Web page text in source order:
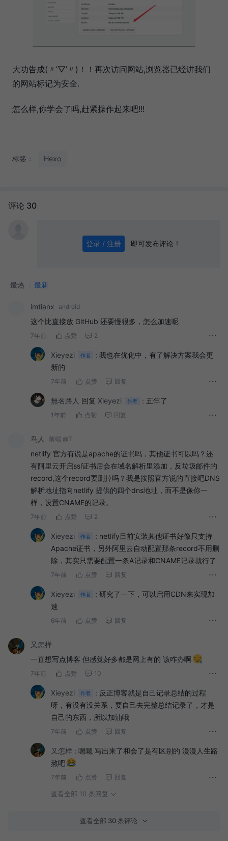
大功告成(〃’▽’〃)！！再次访问网站,浏览器已经讲我们
的网站标记为安全.
怎么样,你学会了吗,赶紧操作起来吧!!!
标签： Hexo
评论 30
登录 / 注册 即可发布评论！
最热 最新
imtianx android
这个比直接放 GitHub 还要慢很多，怎么加速呢
7年前 点赞 2
Xieyezi 作者 : 我也在优化中，有了解决方案我会更
新的
7年前 点赞 回复
無名路人 回复 Xieyezi 作者 : 五年了
1年前 点赞 回复
鸟人 前端 @T
netlify 官方有说是apache的证书吗，其他证书可以吗？还
有阿里云开启ssl证书后会在域名解析里添加，反垃圾邮件的
record,这个record要删掉吗？我是按照官方说的直接吧DNS
解析地址指向netlify 提供的四个dns地址，而不是像你一
样，设置CNAME的记录。
7年前 点赞 2
Xieyezi 作者 : netlify目前安装其他证书好像只支持
Apache证书，另外阿里云自动配置那条record不用删
除，其实只需要配置一条A记录和CNAME记录就行了
7年前 点赞 回复
Xieyezi 作者 : 研究了一下，可以启用CDN来实现加
速
6年前 点赞 回复
又怎样
一直想写点博客 但感觉好多都是网上有的 该咋办啊
7年前 点赞 10
Xieyezi 作者 : 反正博客就是自己记录总结的过程
呀，有没有没关系，要自己去完整总结记录了，才是
自己的东西，所以加油哦
7年前 点赞 回复
又怎样 : 嗯嗯 写出来了和会了是有区别的 漫漫人生路
熬吧
7年前 点赞 回复
查看全部 10 条回复
查看全部 30 条评论